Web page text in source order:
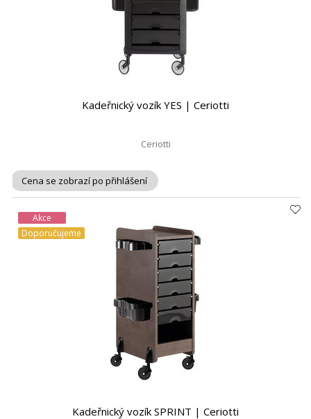
Kadeřnický vozík YES | Ceriotti
Ceriotti
Cena se zobrazí po přihlášení
Akce
Doporučujeme
Kadeřnický vozík SPRINT | Ceriotti